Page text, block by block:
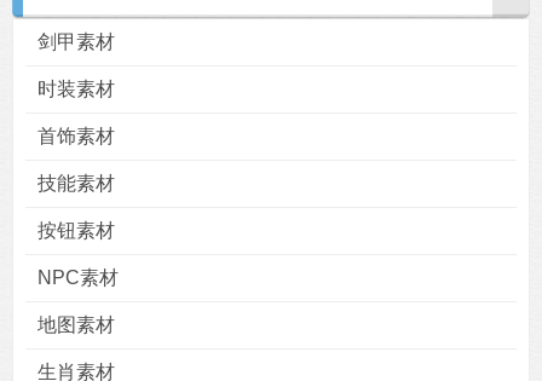
剑甲素材
时装素材
首饰素材
技能素材
按钮素材
NPC素材
地图素材
生肖素材